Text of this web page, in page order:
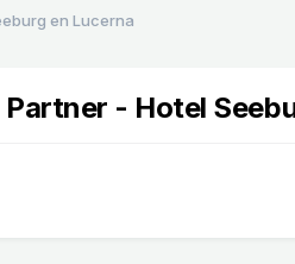
en Lucerna
- Hotel